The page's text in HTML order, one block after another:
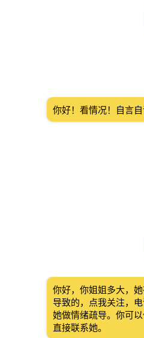
你好！看情况！自言自
你好，你姐姐多大，
导致的，点我关注，
她做情绪疏导。你可
直接联系她。